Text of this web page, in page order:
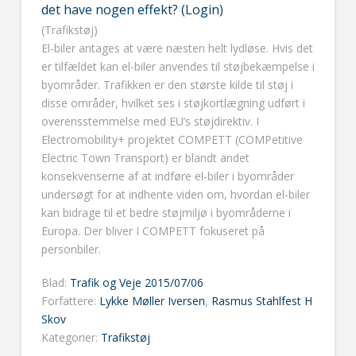
det have nogen effekt? (Login)
(Trafikstøj)
El-biler antages at være næsten helt lydløse. Hvis det
er tilfældet kan el-biler anvendes til støjbekæmpelse i
byområder. Trafikken er den største kilde til støj i
disse områder, hvilket ses i støjkortlægning udført i
overensstemmelse med EU’s støjdirektiv. I
Electromobility+ projektet COMPETT (COMPetitive
Electric Town Transport) er blandt andet
konsekvenserne af at indføre el-biler i byområder
undersøgt for at indhente viden om, hvordan el-biler
kan bidrage til et bedre støjmiljø i byområderne i
Europa. Der bliver I COMPETT fokuseret på
personbiler.
Blad: Trafik og Veje 2015/07/06
Forfattere: Lykke Møller Iversen, Rasmus Stahlfest H
Skov
Kategorier: Trafikstøj